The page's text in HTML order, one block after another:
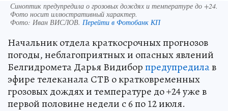
Синоптик предупредила о грозовых дождях и температуре до +24.
Фото носит иллюстративный характер.
Фото: Иван ВИСЛОВ. Перейти в Фотобанк КП
Начальник отдела краткосрочных прогнозов
погоды, неблагоприятных и опасных явлений
Белгидромета Дарья Видиборпредупредилав
эфире телеканала СТВ о кратковременных
грозовых дождях и температуре до +24 уже в
первой половине недели с 6 по 12 июля.